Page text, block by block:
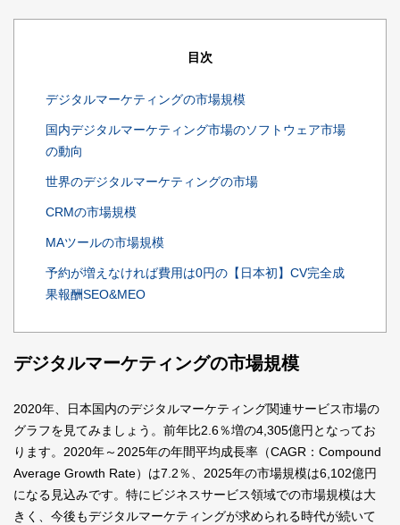
目次
デジタルマーケティングの市場規模
国内デジタルマーケティング市場のソフトウェア市場
の動向
世界のデジタルマーケティングの市場
CRMの市場規模
MAツールの市場規模
予約が増えなければ費用は0円の【日本初】CV完全成
果報酬SEO&MEO
デジタルマーケティングの市場規模
2020年、日本国内のデジタルマーケティング関連サービス市場の
グラフを見てみましょう。前年比2.6％増の4,305億円となってお
ります。2020年～2025年の年間平均成長率（CAGR：Compound
Average Growth Rate）は7.2％、2025年の市場規模は6,102億円
になる見込みです。特にビジネスサービス領域での市場規模は大
きく、今後もデジタルマーケティングが求められる時代が続いて